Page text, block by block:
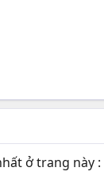
ở trang này :